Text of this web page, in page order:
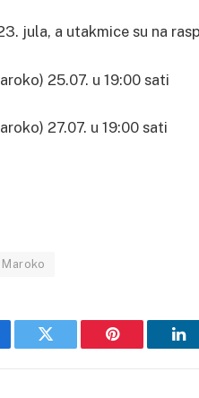
jula, a utakmice su na
25.07. u 19:00 sati
27.07. u 19:00 sati
Maroko
Twitter Pinterest